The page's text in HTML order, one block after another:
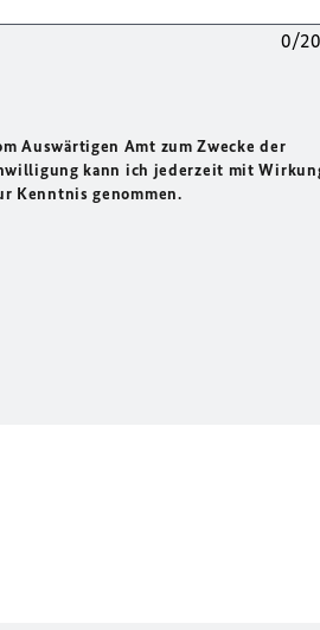
0/
Auswärtigen Amt zum Zwecke der
kann ich jederzeit mit
Kenntnis genommen.